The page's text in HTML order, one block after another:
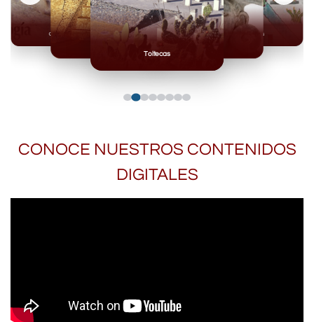
Toltecas
Mexicas
Olmecas
CONOCE NUESTROS CONTENIDOS
DIGITALES